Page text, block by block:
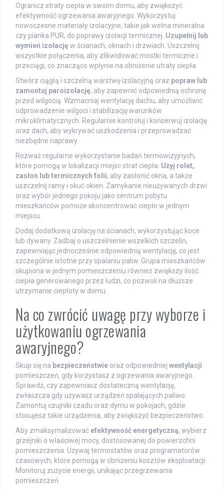
Ogranicz straty ciepła w swoim domu, aby zwiększyć
efektywność ogrzewania awaryjnego. Wykorzystuj
nowoczesne materiały izolacyjne, takie jak wełna mineralna
czy pianka PUR, do poprawy izolacji termicznej. Uzupełnij lub
wymień izolację w ścianach, oknach i drzwiach. Uszczelnij
wszystkie połączenia, aby zlikwidować mostki termiczne i
przeciągi, co znacząco wpłynie na obniżenie utraty ciepła.
Stwórz ciągłą i szczelną warstwę izolacyjną oraz popraw lub
zamontuj paroizolację, aby zapewnić odpowiednią ochronę
przed wilgocią. Wzmacniaj wentylację dachu, aby umożliwić
odprowadzenie wilgoci i stabilizację warunków
mikroklimatycznych. Regularnie kontroluj i konserwuj izolację
oraz dach, aby wykrywać uszkodzenia i przeprowadzać
niezbędne naprawy.
Rozważ regularne wykorzystanie badań termowizyjnych,
które pomogą w lokalizacji miejsc strat ciepła. Użyj rolet,
zasłon lub termicznych folii, aby zasłonić okna, a także
uszczelnij ramy i okuć okien. Zamykanie nieużywanych drzwi
oraz wybór jednego pokoju jako centrum pobytu
mieszkańców pomoże skoncentrować ciepło w jednym
miejscu.
Dodaj dodatkową izolację na ścianach, wykorzystując koce
lub dywany. Zadbaj o uszczelnienie wszelkich szczelin,
zapewniając jednocześnie odpowiednią wentylację, co jest
szczególnie istotne przy spalaniu paliw. Grupa mieszkańców
skupiona w jednym pomieszczeniu również zwiększy ilość
ciepła generowanego przez ludzi, co pozwoli na dłuższe
utrzymanie ciepłoty w domu.
Na co zwrócić uwagę przy wyborze i
użytkowaniu ogrzewania
awaryjnego?
Skup się na bezpieczeństwie oraz odpowiedniej wentylacji
pomieszczeń, gdy korzystasz z ogrzewania awaryjnego.
Sprawdź, czy zapewniasz dostateczną wentylację,
zwłaszcza gdy używasz urządzeń spalających paliwo.
Zamontuj czujniki czadu oraz dymu w pokojach, gdzie
stosujesz takie urządzenia, aby zwiększyć bezpieczeństwo.
Aby zmaksymalizować efektywność energetyczną, wybierz
grzejniki o właściwej mocy, dostosowanej do powierzchni
pomieszczenia. Używaj termostatów oraz programatorów
czasowych, które pomogą w obniżeniu kosztów eksploatacji.
Monitoruj zużycie energii, unikając przegrzewania
pomieszczeń.